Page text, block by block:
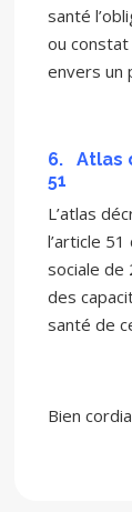
santé
ou
envers un
6.Atlas
51
L’atlas
l’article
sociale
des
santé de
Bien